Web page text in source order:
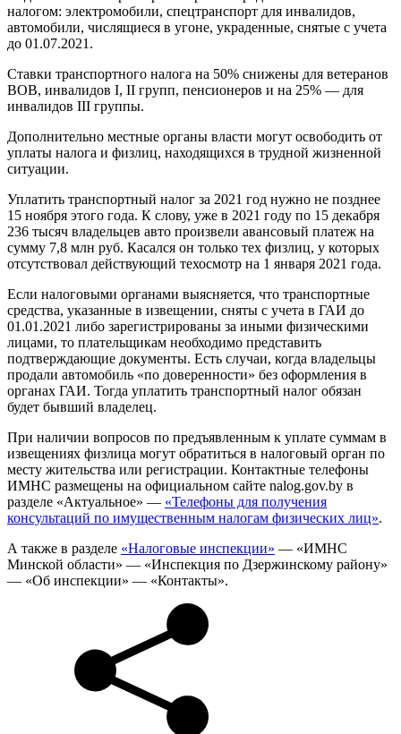
налогом: электромобили, спецтранспорт для инвалидов,
автомобили, числящиеся в угоне, украденные, снятые с учета
до 01.07.2021.
Ставки транспортного налога на 50% снижены для ветеранов
ВОВ, инвалидов I, II групп, пенсионеров и на 25% — для
инвалидов III группы.
Дополнительно местные органы власти могут освободить от
уплаты налога и физлиц, находящихся в трудной жизненной
ситуации.
Уплатить транспортный налог за 2021 год нужно не позднее
15 ноября этого года. К слову, уже в 2021 году по 15 декабря
236 тысяч владельцев авто произвели авансовый платеж на
сумму 7,8 млн руб. Касался он только тех физлиц, у которых
отсутствовал действующий техосмотр на 1 января 2021 года.
Если налоговыми органами выясняется, что транспортные
средства, указанные в извещении, сняты с учета в ГАИ до
01.01.2021 либо зарегистрированы за иными физическими
лицами, то плательщикам необходимо представить
подтверждающие документы. Есть случаи, когда владельцы
продали автомобиль «по доверенности» без оформления в
органах ГАИ. Тогда уплатить транспортный налог обязан
будет бывший владелец.
При наличии вопросов по предъявленным к уплате суммам в
извещениях физлица могут обратиться в налоговый орган по
месту жительства или регистрации. Контактные телефоны
ИМНС размещены на официальном сайте nalog.gov.by в
разделе «Актуальное» — «Телефоны для получения
консультаций по имущественным налогам физических лиц».
А также в разделе «Налоговые инспекции» — «ИМНС
Минской области» — «Инспекция по Дзержинскому району»
— «Об инспекции» — «Контакты».